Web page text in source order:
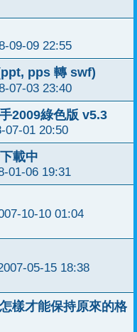
09-09 22:55
pps 轉 swf)
07-03 23:40
2009綠色版 v5.3
07-01 20:50
載中
01-06 19:31
10-10 01:04
05-15 18:38
樣才能保持原來的格